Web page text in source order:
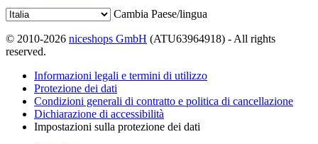
Cambia Paese/lingua
© 2010-2026 niceshops GmbH (ATU63964918) - All rights
reserved.
Informazioni legali e termini di utilizzo
Protezione dei dati
Condizioni generali di contratto e politica di cancellazione
Dichiarazione di accessibilità
Impostazioni sulla protezione dei dati